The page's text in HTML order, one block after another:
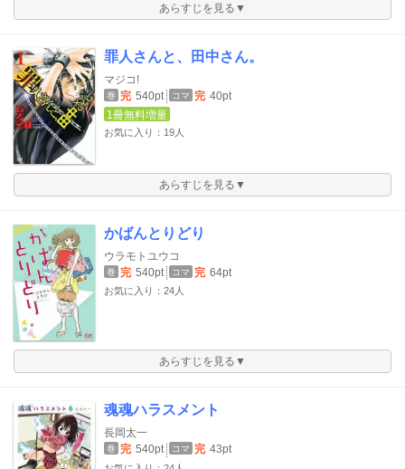
あらすじを見る▼
罪人さんと、田中さん。
マジコ!
巻 完 540pt コマ 完 40pt
1冊無料増量
お気に入り：19人
あらすじを見る▼
かばんとりどり
ウラモトユウコ
巻 完 540pt コマ 完 64pt
お気に入り：24人
あらすじを見る▼
魂魂ハラスメント
長岡太一
巻 完 540pt コマ 完 43pt